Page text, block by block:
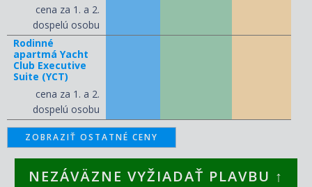
cena za 1. a 2.
dospelú osobu
Rodinné
apartmá Yacht
Club Executive
Suite (YCT)
cena za 1. a 2.
dospelú osobu
ZOBRAZIŤ OSTATNÉ CENY
NEZÁVÄZNE VYŽIADAŤ PLAVBU ↑